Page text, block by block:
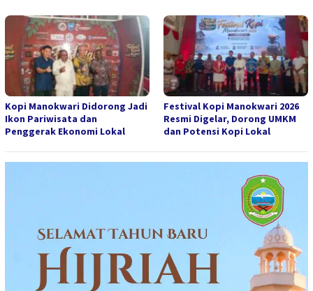
Kopi Manokwari Didorong Jadi
Ikon Pariwisata dan
Penggerak Ekonomi Lokal
Festival Kopi Manokwari 2026
Resmi Digelar, Dorong UMKM
dan Potensi Kopi Lokal